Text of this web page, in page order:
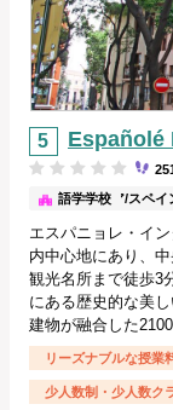
Españolé
バレンシア/スペイ
語学学校
エスパニョレ・イ
内中心地にあり、
観光名所まで徒歩3
にある歴史的な美
建物が融合した
リーズナブルな授業
少人数制・少人数ク